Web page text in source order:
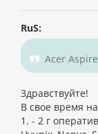
RuS:
Acer
Здравствуйте!
В свое время
1. - 2 г